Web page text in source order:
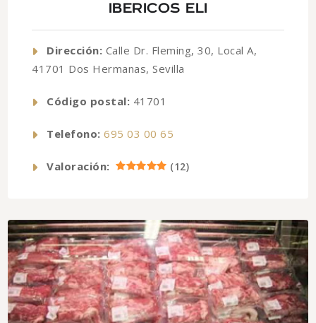
IBERICOS ELI
Dirección: Calle Dr. Fleming, 30, Local A,
41701 Dos Hermanas, Sevilla
Código postal: 41701
Telefono: 695 03 00 65
Valoración: (12)